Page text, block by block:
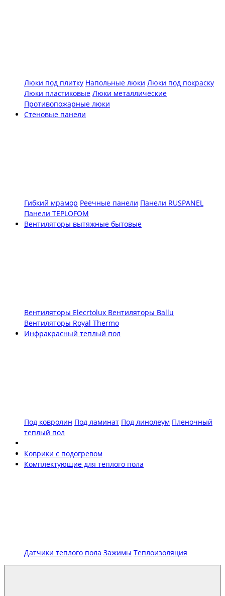
Люки под плитку Напольные люки Люки под покраску
Люки пластиковые Люки металлические
Противопожарные люки
Стеновые панели
Гибкий мрамор Реечные панели Панели RUSPANEL
Панели TEPLOFOM
Вентиляторы вытяжные бытовые
Вентиляторы Elecrtolux Вентиляторы Ballu
Вентиляторы Royal Thermo
Инфракрасный теплый пол
Под ковролин Под ламинат Под линолеум Пленочный
теплый пол
Коврики с подогревом
Комплектующие для теплого пола
Датчики теплого пола Зажимы Теплоизоляция